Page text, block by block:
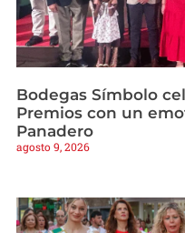
Bodegas Símbolo
Premios con un
Panadero
agosto 9, 2026